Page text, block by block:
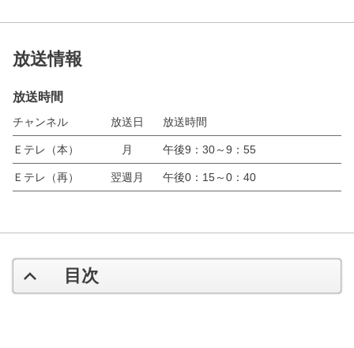
放送情報
放送時間
チャンネル 放送日 放送時間
Ｅテレ（本） 月 午後9：30～9：55
Ｅテレ（再） 翌週月 午後0：15～0：40
目次